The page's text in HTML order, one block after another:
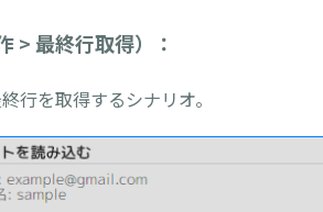
> 最終行取得）：
行を取得するシナリオ。